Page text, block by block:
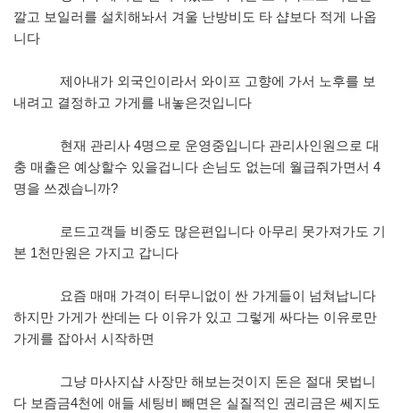
깔고 보일러를 설치해놔서 겨울 난방비도 타 샵보다 적게 나옵
니다
제아내가 외국인이라서 와이프 고향에 가서 노후를 보
내려고 결정하고 가게를 내놓은것입니다
현재 관리사 4명으로 운영중입니다 관리사인원으로 대
충 매출은 예상할수 있을겁니다 손님도 없는데 월급줘가면서 4
명을 쓰겠습니까?
로드고객들 비중도 많은편입니다 아무리 못가져가도 기
본 1천만원은 가지고 갑니다
요즘 매매 가격이 터무니없이 싼 가게들이 넘쳐납니다
하지만 가게가 싼데는 다 이유가 있고 그렇게 싸다는 이유로만
가게를 잡아서 시작하면
그냥 마사지샵 사장만 해보는것이지 돈은 절대 못법니
다 보즘금4천에 애들 세팅비 빼면은 실질적인 권리금은 쎄지도